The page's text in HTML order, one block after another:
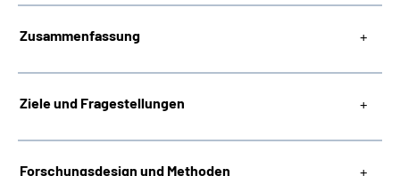
Zusammenfassung
Ziele und Fragestellungen
Forschungsdesign und Methoden